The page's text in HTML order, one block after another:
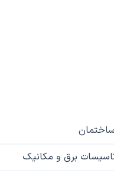
برق و مکانیک